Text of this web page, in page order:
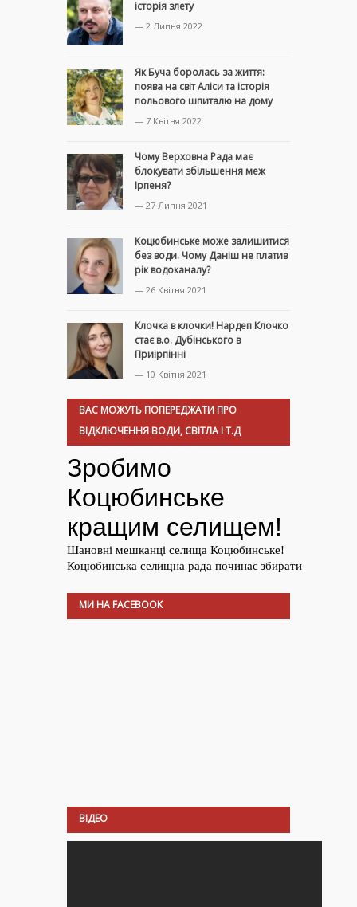
історія злету
— 2 Липня 2022
Як Буча боролась за життя:
поява на світ Аліси та історія
польового шпиталю на дому
— 7 Квітня 2022
Чому Верховна Рада має
блокувати збільшення меж
Ірпеня?
— 27 Липня 2021
Коцюбинське може залишитися
без води. Чому Даніш не платив
рік водоканалу?
— 26 Квітня 2021
Клочка в клочки! Нардеп Клочко
стає в.о. Дубінського в
Приірпінні
— 10 Квітня 2021
ВАС МОЖУТЬ ПОПЕРЕДЖАТИ ПРО
ВІДКЛЮЧЕННЯ ВОДИ, СВІТЛА І Т.Д
МИ НА FACEBOOK
ВІДЕО